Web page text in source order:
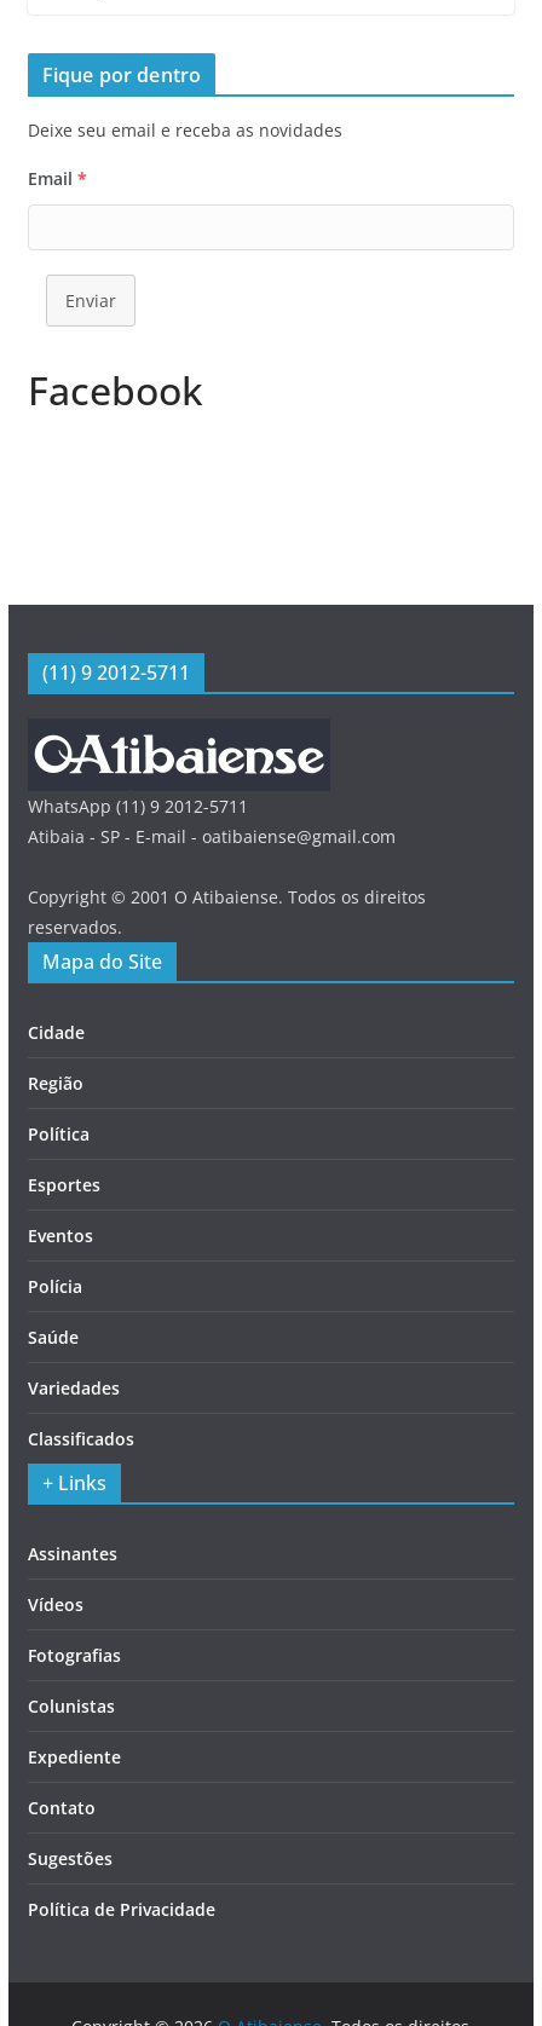
Fique por dentro
Deixe seu email e receba as novidades
Email *
Enviar
Facebook
(11) 9 2012-5711
WhatsApp (11) 9 2012-5711
Atibaia - SP - E-mail - oatibaiense@gmail.com
Copyright © 2001 O Atibaiense. Todos os direitos
reservados.
Mapa do Site
Cidade
Região
Política
Esportes
Eventos
Polícia
Saúde
Variedades
Classificados
+ Links
Assinantes
Vídeos
Fotografias
Colunistas
Expediente
Contato
Sugestões
Política de Privacidade